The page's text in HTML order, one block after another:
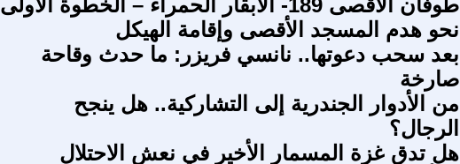
طوفان الأقصى 189- الابقار الحمراء – الخطوة الاولى
نحو هدم المسجد الأقصى وإقامة الهيكل
بعد سحب دعوتها.. نانسي فريزر: ما حدث وقاحة
صارخة
من الأدوار الجندرية إلى التشاركية.. هل ينجح
الرجال؟
هل تدق غزة المسمار الأخير في نعش الاحتلال